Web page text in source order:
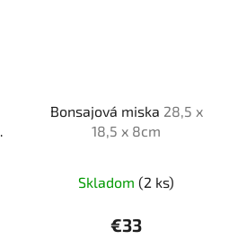
Bonsajová miska 28,5 x
18,5 x 8cm
Skladom (2 ks)
€33